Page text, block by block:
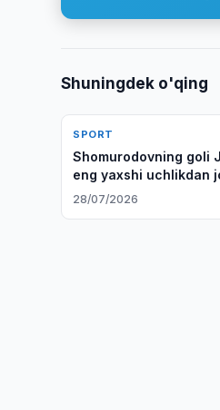
Shuningdek o'qing
SPORT
Shomurodovning goli
eng yaxshi uchlikdan
28/07/2026